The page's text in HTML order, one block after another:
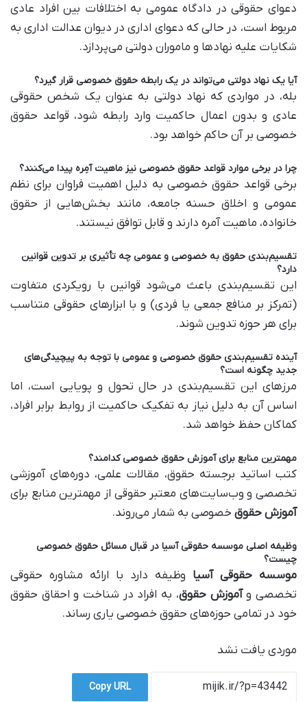
دعوای حقوقی در دادگاه عمومی به اختلافات بین افراد عادی
مربوط است، در حالی که دعوای اداری در دیوان عدالت اداری به
شکایات علیه نهادها و ماموران دولتی می‌پردازد.
آیا یک نهاد دولتی می‌تواند در یک رابطه حقوق خصوصی قرار گیرد؟
بله، در مواردی که نهاد دولتی به عنوان یک شخص حقوقی
عادی و بدون اعمال حاکمیت وارد رابطه شود، قواعد حقوق
خصوصی بر آن حاکم خواهد بود.
چرا در برخی موارد قواعد حقوق خصوصی نیز ماهیت آمِره پیدا می‌کنند؟
برخی قواعد حقوق خصوصی به دلیل اهمیت فراوان برای نظم
عمومی و اخلاق حسنه جامعه، مانند بخش‌هایی از حقوق
خانواده، ماهیت آمره دارند و قابل توافق نیستند.
تقسیم‌بندی حقوق به خصوصی و عمومی چه تأثیری بر تدوین قوانین
دارد؟
این تقسیم‌بندی باعث می‌شود قوانین با رویکردی متفاوت
(تمرکز بر منافع جمعی یا فردی) و با ابزارهای حقوقی متناسب
برای هر حوزه تدوین شوند.
آینده تقسیم‌بندی حقوق خصوصی و عمومی با توجه به پیچیدگی‌های
جدید چگونه است؟
مرزهای این تقسیم‌بندی در حال تحول و پویایی است، اما
اساس آن به دلیل نیاز به تفکیک حاکمیت از روابط برابر افراد،
کماکان حفظ خواهد شد.
مهمترین منابع برایآموزش حقوق خصوصی کدامند؟
کتب اساتید برجسته حقوق، مقالات علمی، دوره‌های آموزشی
تخصصی و وب‌سایت‌های معتبر حقوقی از مهمترین منابع برای
آموزش حقوقخصوصی به شمار می‌روند.
وظیفه اصلی موسسه حقوقی آسیا در قبال مسائل حقوق خصوصی
چیست؟
موسسه حقوقی آسیا وظیفه دارد با ارائه مشاوره حقوقی
تخصصی وآموزش حقوق، به افراد در شناخت و احقاق حقوق
خود در تمامی حوزه‌های حقوق خصوصی یاری رساند.
موردی یافت نشد
Copy URL